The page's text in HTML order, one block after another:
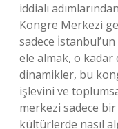
iddialı
Kongre Merkezi
sadece
ele almak, o kadar
dinamikler, bu
işlevini ve
merkezi sadece
kültürlerde nasıl